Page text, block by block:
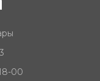
00